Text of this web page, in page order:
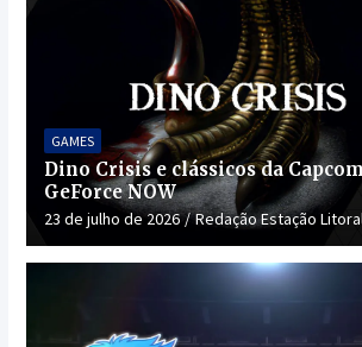
GAMES
Dino Crisis e clássicos da
GeForce NOW
23 de julho de 2026 Redação Estação